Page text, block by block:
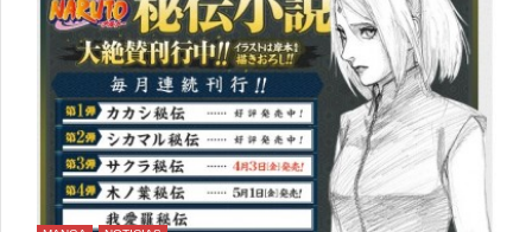
TENDRÁ
SEGUNDA
PELÍCULA
LIVE
ACTION